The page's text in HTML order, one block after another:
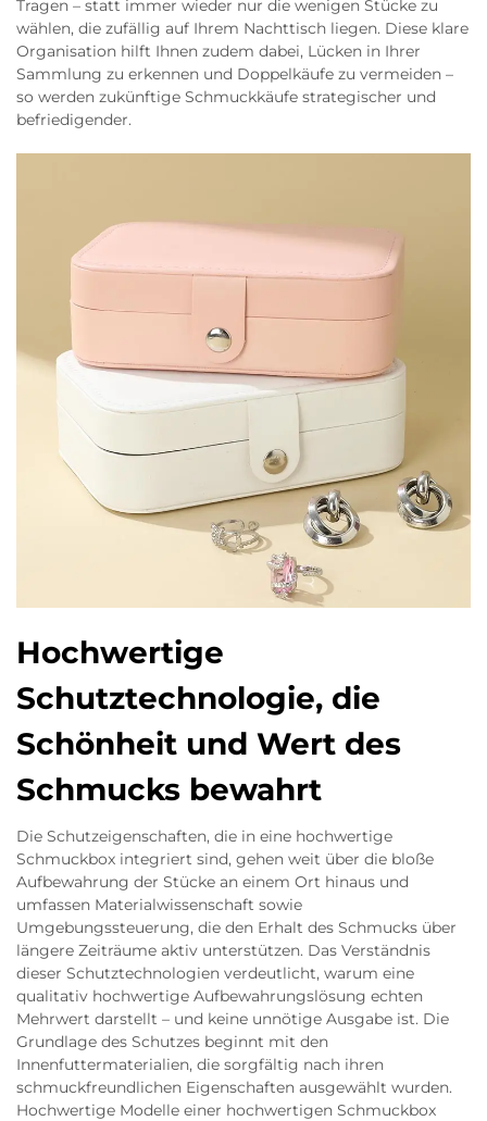
Tragen – statt immer wieder nur die wenigen Stücke zu
wählen, die zufällig auf Ihrem Nachttisch liegen. Diese klare
Organisation hilft Ihnen zudem dabei, Lücken in Ihrer
Sammlung zu erkennen und Doppelkäufe zu vermeiden –
so werden zukünftige Schmuckkäufe strategischer und
befriedigender.
Hochwertige
Schutztechnologie, die
Schönheit und Wert des
Schmucks bewahrt
Die Schutzeigenschaften, die in eine hochwertige
Schmuckbox integriert sind, gehen weit über die bloße
Aufbewahrung der Stücke an einem Ort hinaus und
umfassen Materialwissenschaft sowie
Umgebungssteuerung, die den Erhalt des Schmucks über
längere Zeiträume aktiv unterstützen. Das Verständnis
dieser Schutztechnologien verdeutlicht, warum eine
qualitativ hochwertige Aufbewahrungslösung echten
Mehrwert darstellt – und keine unnötige Ausgabe ist. Die
Grundlage des Schutzes beginnt mit den
Innenfuttermaterialien, die sorgfältig nach ihren
schmuckfreundlichen Eigenschaften ausgewählt wurden.
Hochwertige Modelle einer hochwertigen Schmuckbox